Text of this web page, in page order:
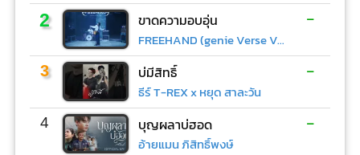
2 ขาดความอบอุ่น
FREEHAND (genie Verse Vol.1)
-
3 บ่มีสิทธิ์
ธีร์ T-REX x หยุด สาละวัน
-
4 บุญผลาบ่ฮอด
อ้ายแมน ภิสิทธิ์พงษ์
-